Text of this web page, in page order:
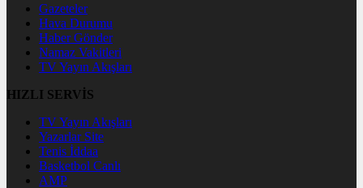
Gazeteler
Hava Durumu
Haber Gönder
Namaz Vakitleri
TV Yayın Akışları
HIZLI SERVİS
TV Yayın Akışları
Yazarlar Site
Tenis İddaa
Basketbol Canlı
AMP